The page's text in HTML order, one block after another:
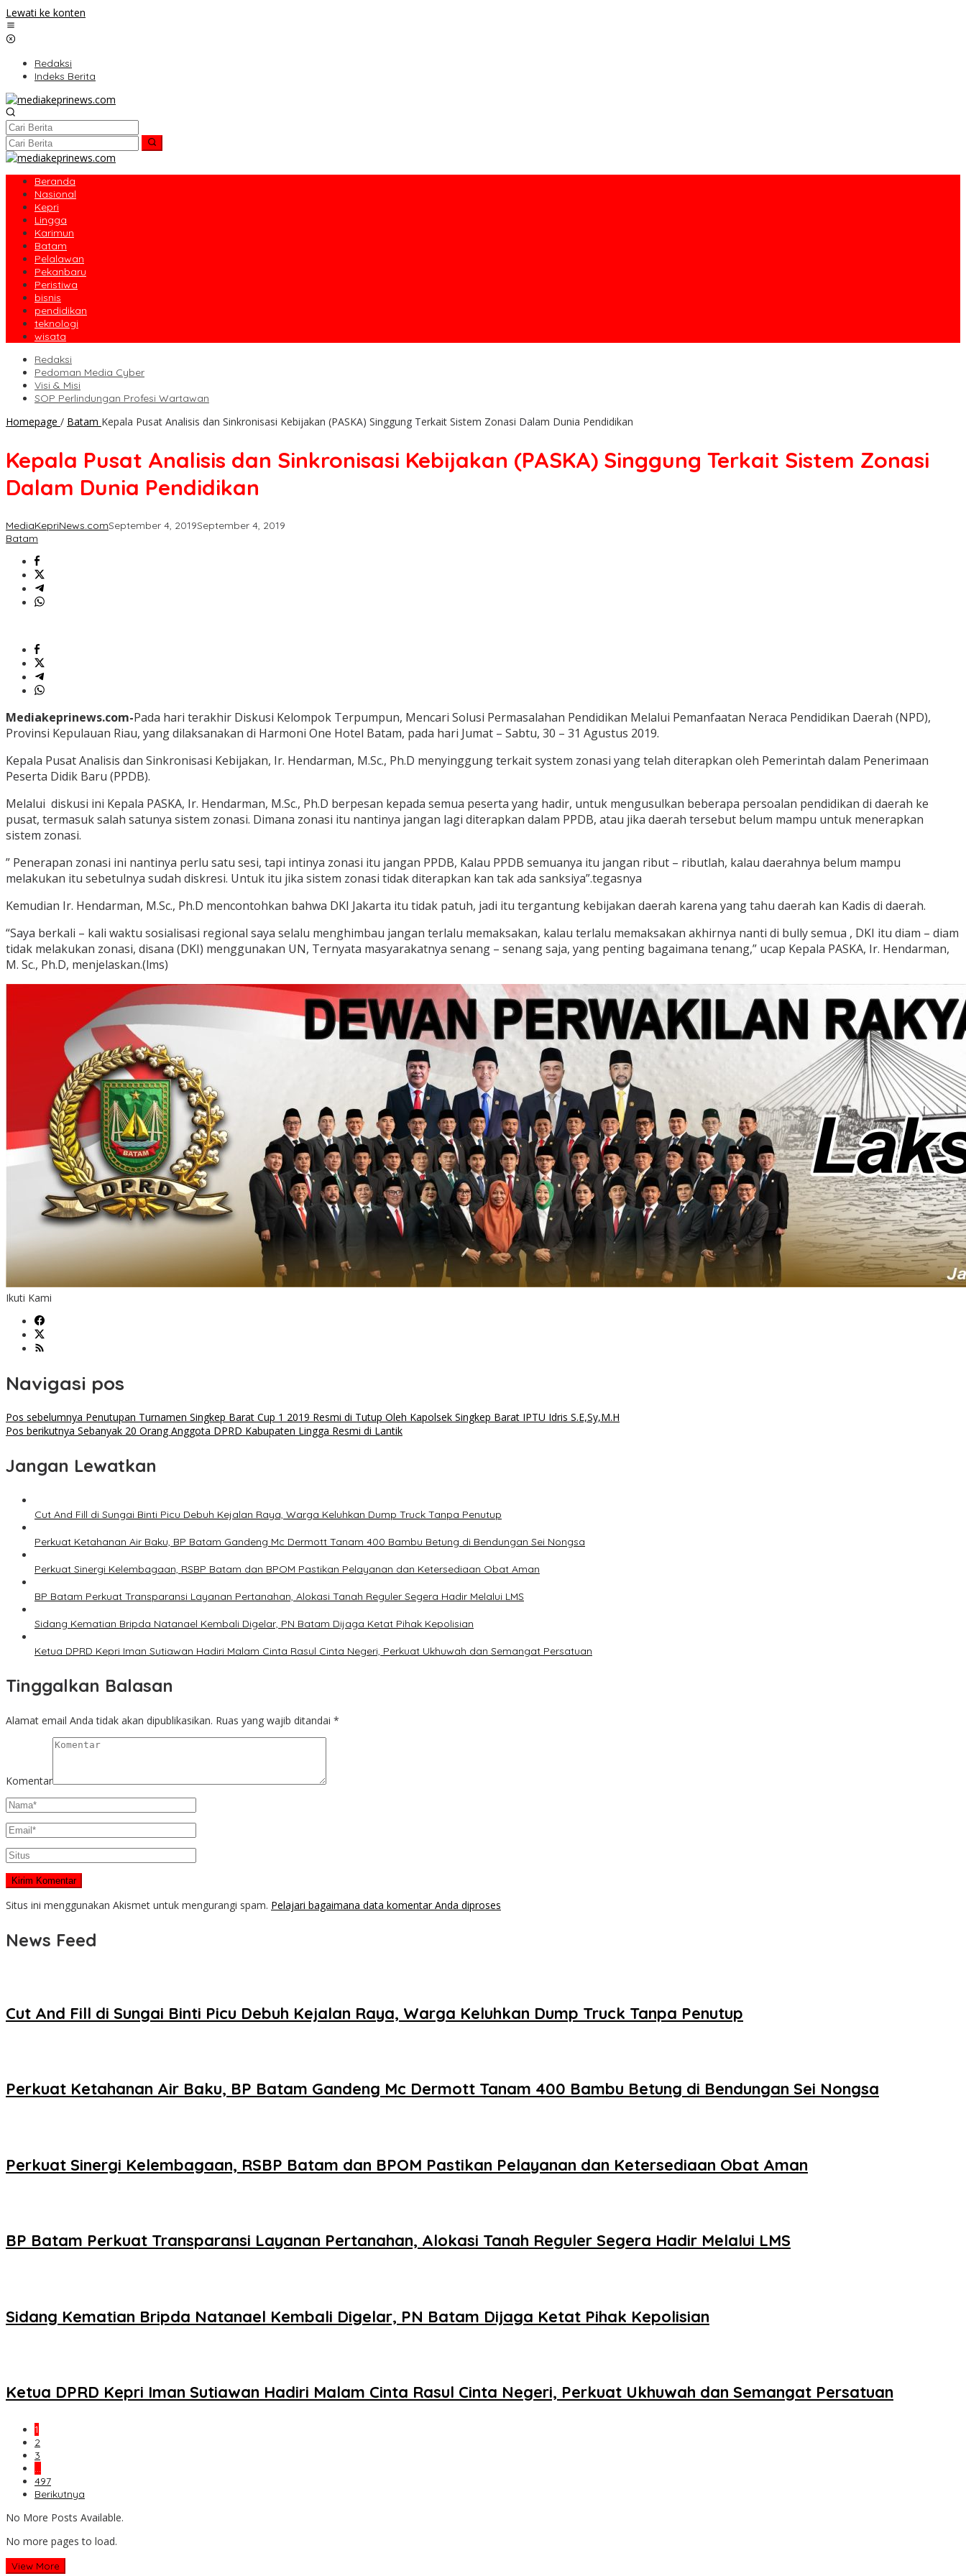
Lewati ke konten
Redaksi
Indeks Berita
Beranda
Nasional
Kepri
Lingga
Karimun
Batam
Pelalawan
Pekanbaru
Peristiwa
bisnis
pendidikan
teknologi
wisata
Redaksi
Pedoman Media Cyber
Visi & Misi
SOP Perlindungan Profesi Wartawan
Homepage / Batam Kepala Pusat Analisis dan Sinkronisasi Kebijakan (PASKA) Singgung Terkait Sistem Zonasi Dalam Dunia Pendidikan
Kepala Pusat Analisis dan Sinkronisasi Kebijakan (PASKA) Singgung Terkait Sistem Zonasi
Dalam Dunia Pendidikan
MediaKepriNews.comSeptember 4, 2019September 4, 2019
Batam
Mediakeprinews.com-Pada hari terakhir Diskusi Kelompok Terpumpun, Mencari Solusi Permasalahan Pendidikan Melalui Pemanfaatan Neraca Pendidikan Daerah (NPD),
Provinsi Kepulauan Riau, yang dilaksanakan di Harmoni One Hotel Batam, pada hari Jumat – Sabtu, 30 – 31 Agustus 2019.
Kepala Pusat Analisis dan Sinkronisasi Kebijakan, Ir. Hendarman, M.Sc., Ph.D menyinggung terkait system zonasi yang telah diterapkan oleh Pemerintah dalam Penerimaan
Peserta Didik Baru (PPDB).
Melalui diskusi ini Kepala PASKA, Ir. Hendarman, M.Sc., Ph.D berpesan kepada semua peserta yang hadir, untuk mengusulkan beberapa persoalan pendidikan di daerah ke
pusat, termasuk salah satunya sistem zonasi. Dimana zonasi itu nantinya jangan lagi diterapkan dalam PPDB, atau jika daerah tersebut belum mampu untuk menerapkan
sistem zonasi.
” Penerapan zonasi ini nantinya perlu satu sesi, tapi intinya zonasi itu jangan PPDB, Kalau PPDB semuanya itu jangan ribut – ributlah, kalau daerahnya belum mampu
melakukan itu sebetulnya sudah diskresi. Untuk itu jika sistem zonasi tidak diterapkan kan tak ada sanksiya”.tegasnya
Kemudian Ir. Hendarman, M.Sc., Ph.D mencontohkan bahwa DKI Jakarta itu tidak patuh, jadi itu tergantung kebijakan daerah karena yang tahu daerah kan Kadis di daerah.
“Saya berkali – kali waktu sosialisasi regional saya selalu menghimbau jangan terlalu memaksakan, kalau terlalu memaksakan akhirnya nanti di bully semua , DKI itu diam – diam
tidak melakukan zonasi, disana (DKI) menggunakan UN, Ternyata masyarakatnya senang – senang saja, yang penting bagaimana tenang,” ucap Kepala PASKA, Ir. Hendarman,
M. Sc., Ph.D, menjelaskan.(lms)
Ikuti Kami
Navigasi pos
Pos sebelumnya Penutupan Turnamen Singkep Barat Cup 1 2019 Resmi di Tutup Oleh Kapolsek Singkep Barat IPTU Idris S.E,Sy,M.H
Pos berikutnya Sebanyak 20 Orang Anggota DPRD Kabupaten Lingga Resmi di Lantik
Jangan Lewatkan
Cut And Fill di Sungai Binti Picu Debuh Kejalan Raya, Warga Keluhkan Dump Truck Tanpa Penutup
Perkuat Ketahanan Air Baku, BP Batam Gandeng Mc Dermott Tanam 400 Bambu Betung di Bendungan Sei Nongsa
Perkuat Sinergi Kelembagaan, RSBP Batam dan BPOM Pastikan Pelayanan dan Ketersediaan Obat Aman
BP Batam Perkuat Transparansi Layanan Pertanahan, Alokasi Tanah Reguler Segera Hadir Melalui LMS
Sidang Kematian Bripda Natanael Kembali Digelar, PN Batam Dijaga Ketat Pihak Kepolisian
Ketua DPRD Kepri Iman Sutiawan Hadiri Malam Cinta Rasul Cinta Negeri, Perkuat Ukhuwah dan Semangat Persatuan
Tinggalkan Balasan
Alamat email Anda tidak akan dipublikasikan. Ruas yang wajib ditandai *
Komentar
Situs ini menggunakan Akismet untuk mengurangi spam. Pelajari bagaimana data komentar Anda diproses
News Feed
Cut And Fill di Sungai Binti Picu Debuh Kejalan Raya, Warga Keluhkan Dump Truck Tanpa Penutup
Perkuat Ketahanan Air Baku, BP Batam Gandeng Mc Dermott Tanam 400 Bambu Betung di Bendungan Sei Nongsa
Perkuat Sinergi Kelembagaan, RSBP Batam dan BPOM Pastikan Pelayanan dan Ketersediaan Obat Aman
BP Batam Perkuat Transparansi Layanan Pertanahan, Alokasi Tanah Reguler Segera Hadir Melalui LMS
Sidang Kematian Bripda Natanael Kembali Digelar, PN Batam Dijaga Ketat Pihak Kepolisian
Ketua DPRD Kepri Iman Sutiawan Hadiri Malam Cinta Rasul Cinta Negeri, Perkuat Ukhuwah dan Semangat Persatuan
1
2
3
…
497
Berikutnya
No More Posts Available.
No more pages to load.
View More